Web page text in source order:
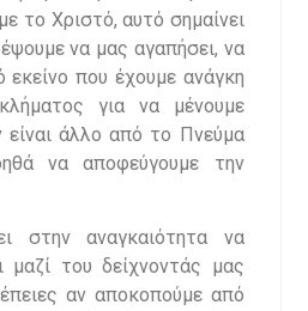
το Χριστό, αυτό σημαίνει
να μας αγαπήσει, να
που έχουμε ανάγκη
για να μένουμε
είναι άλλο από το Πνεύμα
να αποφεύγουμε την
στην αναγκαιότητα να
μαζί του δείχνοντάς μας
αν αποκοπούμε από